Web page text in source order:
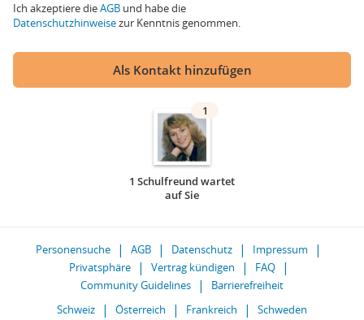
Ich akzeptiere dieAGB und habe die
Datenschutzhinweisezur Kenntnis genommen.
Als Kontakt hinzufügen
1
1 Schulfreund wartet
auf Sie
Personensuche AGB Datenschutz
Impressum
Privatsphäre
Vertrag kündigen
FAQ
Community Guidelines
Barrierefreiheit
Schweiz
Österreich Frankreich Schweden